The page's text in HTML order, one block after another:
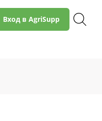
Вход в AgriSupp